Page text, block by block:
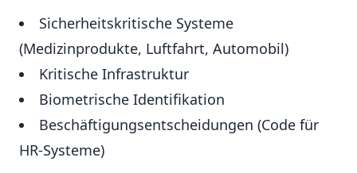
Sicherheitskritische Systeme
(Medizinprodukte, Luftfahrt, Automobil)
Kritische Infrastruktur
Biometrische Identifikation
Beschäftigungsentscheidungen (Code für
HR-Systeme)